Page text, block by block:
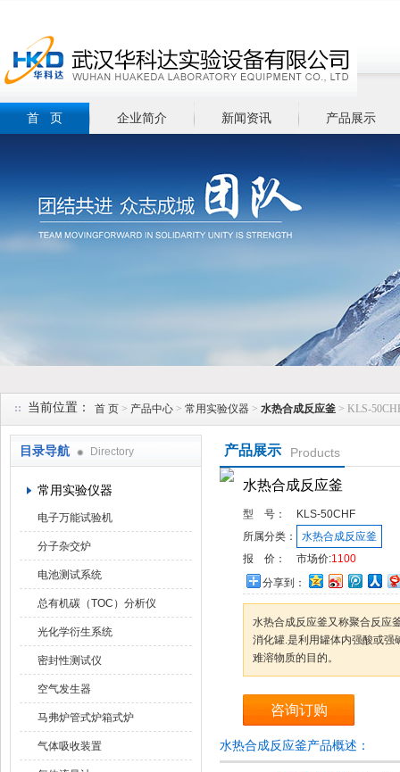
首 页 企业简介 新闻资讯 产品展示
当前位置： 首 页 > 产品中心 > 常用实验仪器 > 水热合成反应釜 > KLS-
目录导航 Directory
常用实验仪器
电子万能试验机
分子杂交炉
电池测试系统
总有机碳（TOC）分析仪
光化学衍生系统
密封性测试仪
空气发生器
马弗炉管式炉箱式炉
气体吸收装置
产品展示 Products
水热合成反应釜
型 号：
KLS-50CHF
所属分类：
水热合成反应釜
报 价：
市场价:1100
分享到：
水热合成反应釜又称聚合反应
消化罐.是利用罐体内强酸或强
难溶物质的目的。
咨询订购
水热合成反应釜产品概述：